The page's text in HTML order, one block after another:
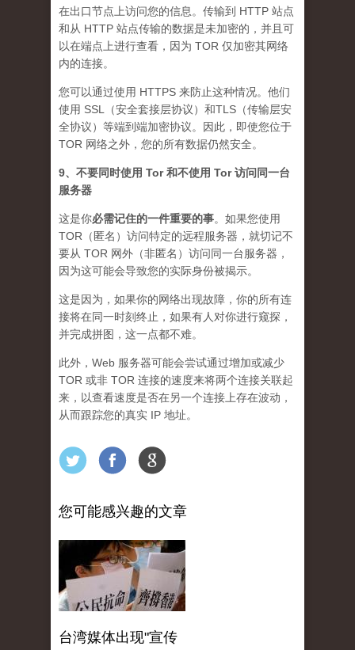
在出口节点上访问您的信息。传输到 HTTP 站点
和从 HTTP 站点传输的数据是未加密的，并且可
以在端点上进行查看，因为 TOR 仅加密其网络
内的连接。
您可以通过使用 HTTPS 来防止这种情况。他们
使用 SSL（安全套接层协议）和TLS（传输层安
全协议）等端到端加密协议。因此，即使您位于
TOR 网络之外，您的所有数据仍然安全。
9、不要同时使用 Tor 和不使用 Tor 访问同一台
服务器
这是你必需记住的一件重要的事。如果您使用
TOR（匿名）访问特定的远程服务器，就切记不
要从 TOR 网外（非匿名）访问同一台服务器，
因为这可能会导致您的实际身份被揭示。
这是因为，如果你的网络出现故障，你的所有连
接将在同一时刻终止，如果有人对你进行窥探，
并完成拼图，这一点都不难。
此外，Web 服务器可能会尝试通过增加或减少
TOR 或非 TOR 连接的速度来将两个连接关联起
来，以查看速度是否在另一个连接上存在波动，
从而跟踪您的真实 IP 地址。
您可能感兴趣的文章
台湾媒体出现"宣传